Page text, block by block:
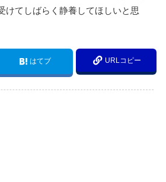
けてしばらく静養してほしいと思
はてブ URLコピー